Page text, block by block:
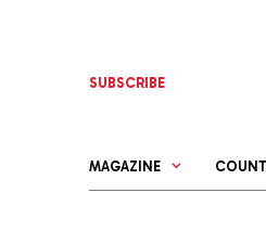
SUBSCRIBE
MAGAZINE